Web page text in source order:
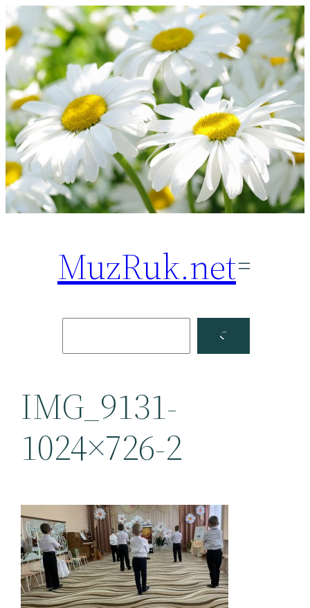
Перейти
к
содержимому
MuzRuk.net
Facebook
IMG_9131-
1024×726-2